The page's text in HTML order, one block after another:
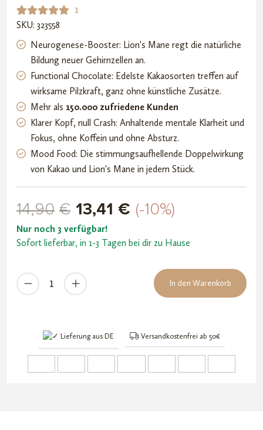
Bewerte
t mit
von
basieren
d auf
1
Kundenb
ewertun
1
SKU: 323558
Neurogenese-Booster: Lion's Mane regt die natürliche
Bildung neuer Gehirnzellen an.
Functional Chocolate: Edelste Kakaosorten treffen auf
wirksame Pilzkraft, ganz ohne künstliche Zusätze.
Mehr als 150.000 zufriedene Kunden
Klarer Kopf, null Crash: Anhaltende mentale Klarheit und
Fokus, ohne Koffein und ohne Absturz.
Mood Food: Die stimmungsaufhellende Doppelwirkung
von Kakao und Lion's Mane in jedem Stück.
14,90 € 13,41 € (-10%)
Nur noch 3 verfügbar!
Sofort lieferbar, in 1-3 Tagen bei dir zu Hause
Mushroom
Compadres
Menge
In den Warenkorb
Lieferung aus DE Versandkostenfrei ab 50€